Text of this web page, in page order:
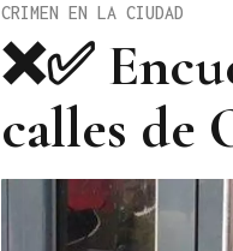
❌✅
calles de
CRIMEN EN LA CIUDAD